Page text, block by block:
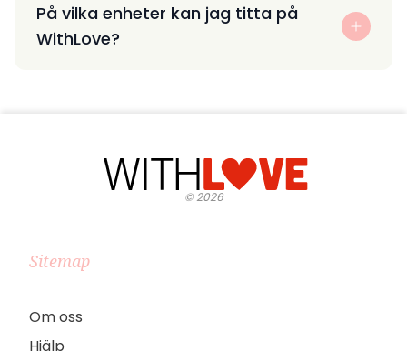
På vilka enheter kan jag titta på
WithLove?
©2026
Sitemap
Om oss
Hjälp